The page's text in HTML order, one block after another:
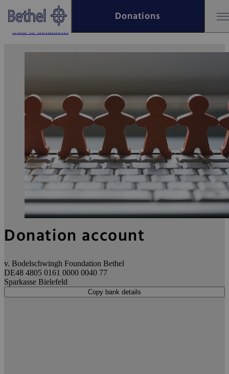
Skip to main content
Skip to footer
Skip to donations
Donations
Bethel - Donation account
Donation account
v. Bodelschwingh Foundation Bethel
DE48 4805 0161 0000 0040 77
Sparkasse Bielefeld
Copy bank details